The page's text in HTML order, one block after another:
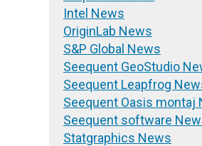
Intel News
OriginLab News
S&P Global News
Seequent GeoStudio
Seequent Leapfrog
Seequent Oasis montaj
Seequent software
Statgraphics News